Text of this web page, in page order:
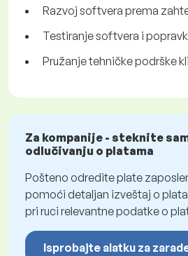
Razvoj softvera prema
Testiranje softvera i
Pružanje tehničke podrške
Za kompanije - steknite
odlučivanju o platama
Pošteno odredite plate
pomoći detaljan izveštaj o
pri ruci relevantne podatke o
Isprobajte alatku za